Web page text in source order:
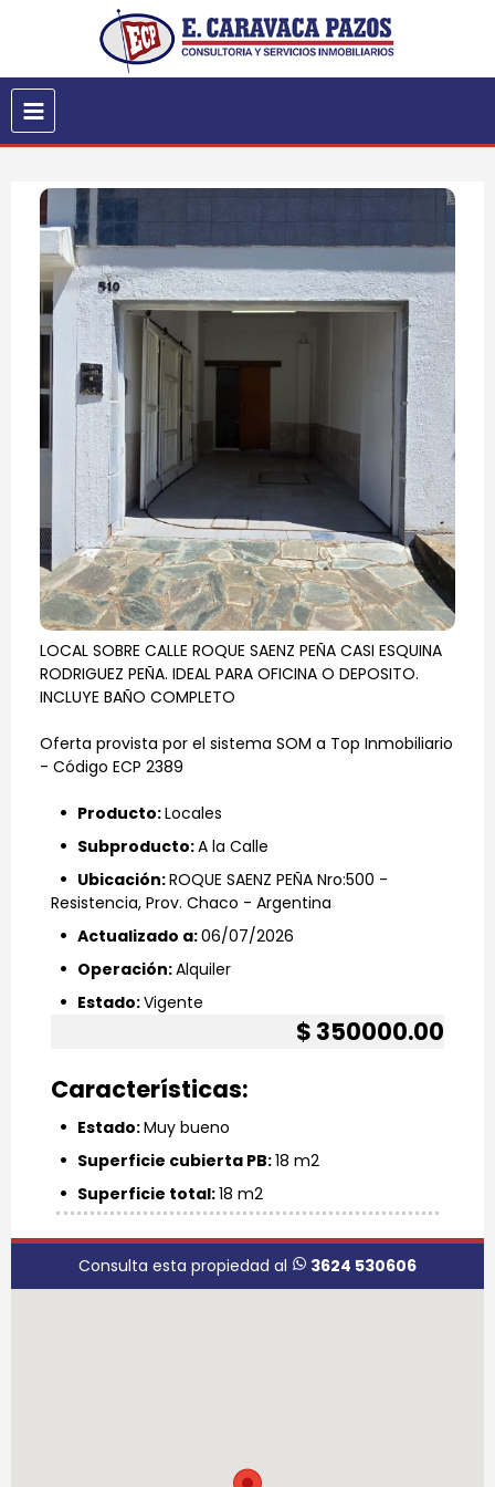
Quiero Comprar
Quiero Vender
La Empresa
Contacto
LOCAL SOBRE CALLE ROQUE SAENZ PEÑA CASI ESQUINA
RODRIGUEZ PEÑA. IDEAL PARA OFICINA O DEPOSITO.
INCLUYE BAÑO COMPLETO
Oferta provista por el sistema SOM a Top Inmobiliario
- Código ECP 2389
wifi_1_bar Producto:Locales
wifi_1_bar Subproducto:A la Calle
wifi_1_bar Ubicación:ROQUE SAENZ PEÑA Nro:500 -
Resistencia, Prov. Chaco - Argentina
wifi_1_bar Actualizado a:06/07/2026
wifi_1_bar Operación:Alquiler
wifi_1_bar Estado:Vigente
$ 350000.00
Características:
wifi_1_bar Estado:Muy bueno
wifi_1_bar Superficie cubierta PB:18 m2
wifi_1_bar Superficie total:18 m2
Consulta esta propiedad al 3624 530606